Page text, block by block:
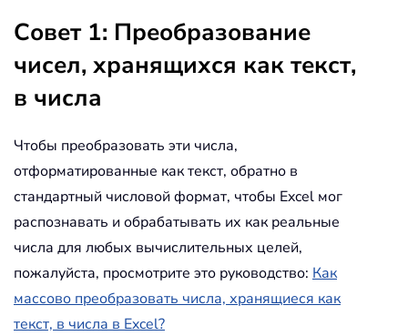
Совет 1: Преобразование
чисел, хранящихся как текст,
в числа
Чтобы преобразовать эти числа,
отформатированные как текст, обратно в
стандартный числовой формат, чтобы Excel мог
распознавать и обрабатывать их как реальные
числа для любых вычислительных целей,
пожалуйста, просмотрите это руководство: Как
массово преобразовать числа, хранящиеся как
текст, в числа в Excel?